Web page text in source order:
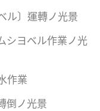
ル〕運轉ノ光景
シヨベル作業ノ光
作業
倒ノ光景